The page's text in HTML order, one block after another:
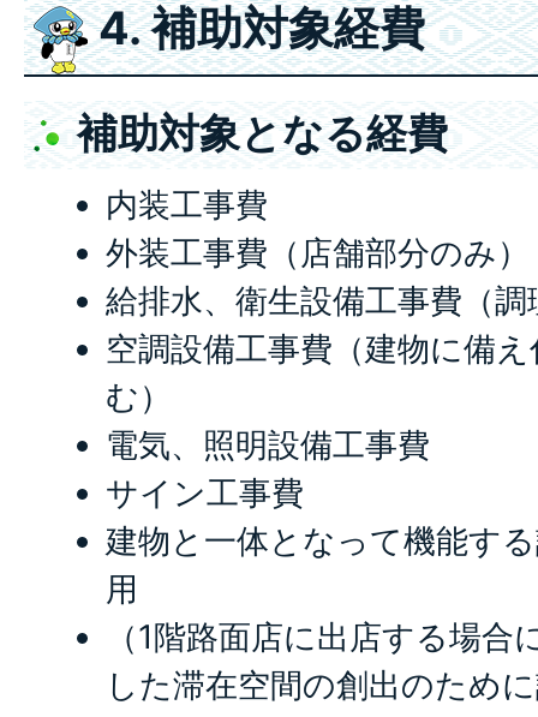
4. 補助対象経費
補助対象となる経費
内装工事費
外装工事費（店舗部分のみ）
給排水、衛生設備工事費（
空調設備工事費（建物に備
む）
電気、照明設備工事費
サイン工事費
建物と一体となって機能す
用
（1階路面店に出店する場
した滞在空間の創出のため